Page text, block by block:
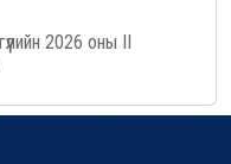
2026 оны II